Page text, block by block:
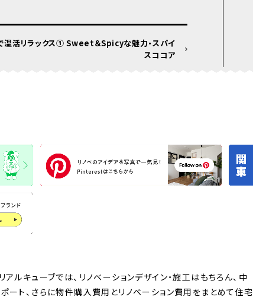
温活リラックス① Sweet＆Spicyな魅力・スパイ
スココア
アルキューブでは、リノベーションデザイン・施工はもちろん、中
ート、さらに物件購入費用とリノベーション費用をまとめて住宅